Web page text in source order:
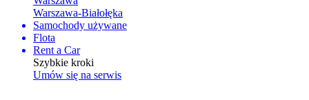
Warszawa-Białołęka
Samochody używane
Flota
Rent a Car
Szybkie kroki
Umów się na serwis